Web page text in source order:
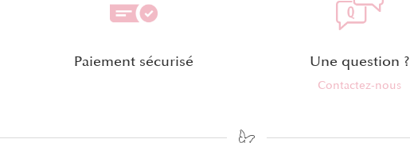
Paiement sécurisé Une question ?
Contactez-nous